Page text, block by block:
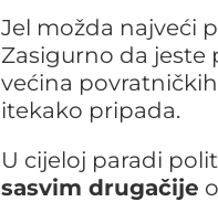
Jel možda najveći
Zasigurno da
većina
itekako pripada.
U cijeloj paradi
sasvim drugačije